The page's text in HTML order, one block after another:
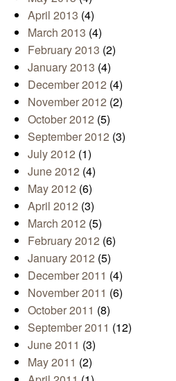
April 2013 (4)
March 2013 (4)
February 2013 (2)
January 2013 (4)
December 2012 (4)
November 2012 (2)
October 2012 (5)
September 2012 (3)
July 2012 (1)
June 2012 (4)
May 2012 (6)
April 2012 (3)
March 2012 (5)
February 2012 (6)
January 2012 (5)
December 2011 (4)
November 2011 (6)
October 2011 (8)
September 2011 (12)
June 2011 (3)
May 2011 (2)